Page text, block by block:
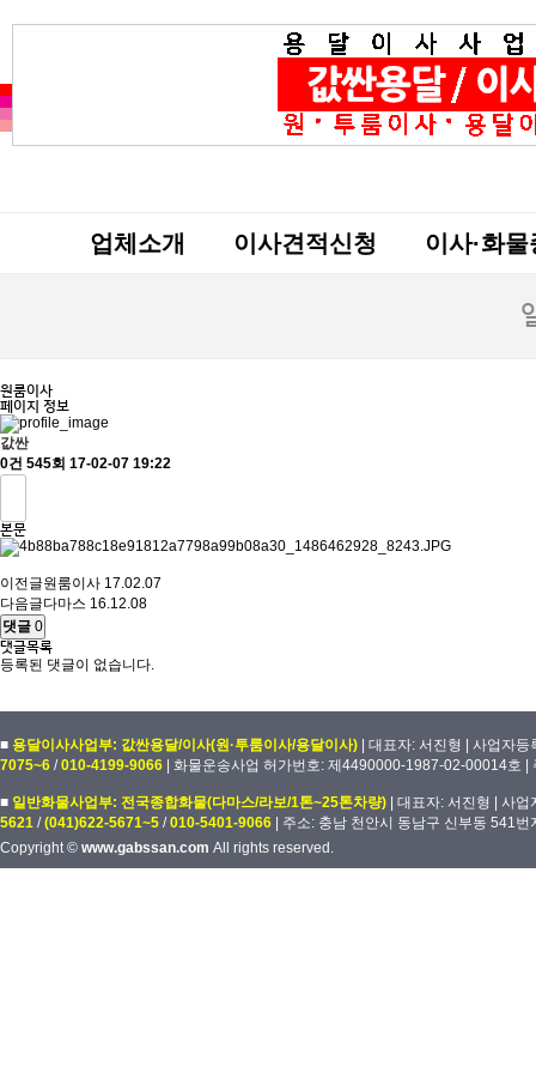
업체소개 이사견적신청 이사·화
원룸이사
페이지 정보
값싼
0건 545회 17-02-07 19:22
본문
이전글원룸이사 17.02.07
다음글다마스 16.12.08
댓글 0
댓글목록
등록된 댓글이 없습니다.
■ 용달이사사업부: 값싼용달/이사(원·투룸이사/용달이사) | 대표자: 서진형 | 사업자
7075~6 /010-4199-9066 | 화물운송사업 허가번호: 제4490000-1987-02-00014호
■ 일반화물사업부: 전국종합화물(다마스/라보/1톤~25톤차량) | 대표자: 서진형 | 사
5621 /(041)622-5671~5 /010-5401-9066 | 주소: 충남 천안시 동남구 신부동 541
Copyright © www.gabssan.com All rights reserved.